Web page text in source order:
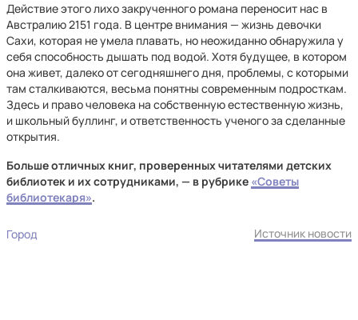
Действие этого лихо закрученного романа переносит нас в
Австралию 2151 года. В центре внимания — жизнь девочки
Сахи, которая не умела плавать, но неожиданно обнаружила у
себя способность дышать под водой. Хотя будущее, в котором
она живет, далеко от сегодняшнего дня, проблемы, с которыми
там сталкиваются, весьма понятны современным подросткам.
Здесь и право человека на собственную естественную жизнь,
и школьный буллинг, и ответственность ученого за сделанные
открытия.
Больше отличных книг, проверенных читателями детских
библиотек и их сотрудниками, — в рубрике «Советы
библиотекаря».
Город Источник новости